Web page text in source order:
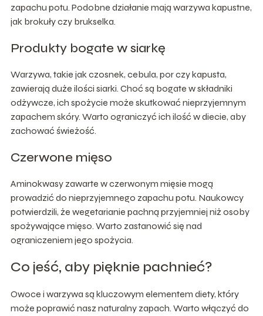
zapachu potu. Podobne działanie mają warzywa kapustne,
jak brokuły czy brukselka.
Produkty bogate w siarkę
Warzywa, takie jak czosnek, cebula, por czy kapusta,
zawierają duże ilości siarki. Choć są bogate w składniki
odżywcze, ich spożycie może skutkować nieprzyjemnym
zapachem skóry. Warto ograniczyć ich ilość w diecie, aby
zachować świeżość.
Czerwone mięso
Aminokwasy zawarte w czerwonym mięsie mogą
prowadzić do nieprzyjemnego zapachu potu. Naukowcy
potwierdzili, że wegetarianie pachną przyjemniej niż osoby
spożywające mięso. Warto zastanowić się nad
ograniczeniem jego spożycia.
Co jeść, aby pięknie pachnieć?
Owoce i warzywa są kluczowym elementem diety, który
może poprawić nasz naturalny zapach. Warto włączyć do